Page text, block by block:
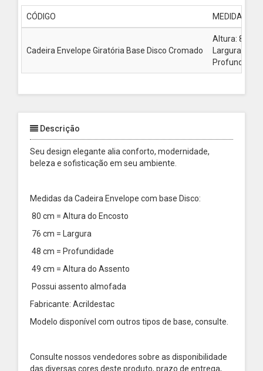
CÓDIGO MEDIDA
Cadeira Envelope Giratória Base Disco Cromado
Altura: 80 cm
Largura: 76
Descrição
Seu design elegante alia conforto, modernidade,
beleza e sofisticação em seu ambiente.
Medidas da Cadeira Envelope com base Disco:
80 cm = Altura do Encosto
76 cm = Largura
48 cm = Profundidade
49 cm = Altura do Assento
Possui assento almofada
Fabricante: Acrildestac
Modelo disponível com outros tipos de base, consulte.
Consulte nossos vendedores sobre as disponibilidade
das diversas cores deste produto, prazo de entrega,